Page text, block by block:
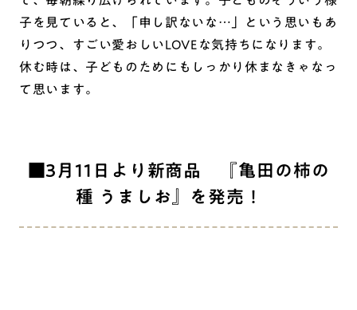
子を見ていると、「申し訳ないな…」という思いもあ
りつつ、すごい愛おしいLOVEな気持ちになります。
休む時は、子どものためにもしっかり休まなきゃなっ
て思います。
■3月11日より新商品 『亀田の柿の
種 うましお』を発売！